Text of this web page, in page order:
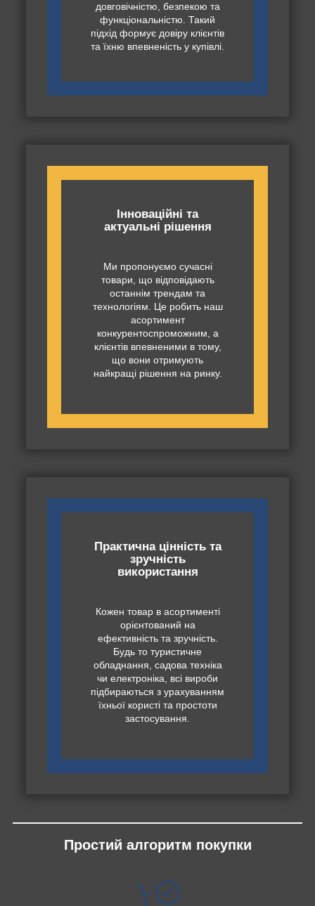
довговічністю, безпекою та
функціональністю. Такий
підхід формує довіру клієнтів
та їхню впевненість у купівлі.
Інноваційні та
актуальні рішення
Ми пропонуємо сучасні
товари, що відповідають
останнім трендам та
технологіям. Це робить наш
асортимент
конкурентоспроможним, а
клієнтів впевненими в тому,
що вони отримують
найкращі рішення на ринку.
Практична цінність та
зручність
використання
Кожен товар в асортименті
орієнтований на
ефективність та зручність.
Будь то туристичне
обладнання, садова техніка
чи електроніка, всі вироби
підбираються з урахуванням
їхньої користі та простоти
застосування.
Простий алгоритм покупки